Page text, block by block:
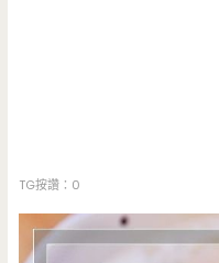
TG按讚：0